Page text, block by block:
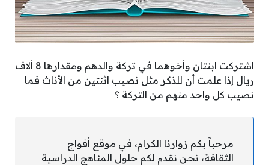
اشتركت ابنتان وأخوهما في تركة والدهم ومقدارها 8 ألاف
ريال إذا علمت أن للذكر مثل نصيب اثنتين من الأناث فما
نصيب كل واحد منهم من التركة ؟
مرحباً بكم زوارنا الكرام، في موقع أفواج
الثقافة، نحن نقدم لكم حلول المناهج الدراسية